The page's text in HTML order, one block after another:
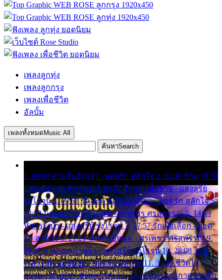
เพลงลูกทุ่ง
เพลงลูกกรุง
เพลงเพื่อชีวิต
อัลบั้ม
เพลงทั้งหมด Music All
ค้นหาSearch
1. 00:00 สามสิบยังแจ๋ว - ยอดรัก สลักใจ 2. 02:49 รักมาห้าปี
- ศรเพชร ศรสุพรรณ 3. 05:57 รักสาวเสื้อลาย - แสงสุรีย์
รุ่งโรจน์ 4. 09:51 รักสะท้านดินสะเทือน - ยอดรัก สลักใจ 5.
12:23 มอเตอร์ไซค์ทำหล่น - ศรเพชร ศรสุพรรณ 6. 14:49
หิ้วกระเป๋า - แสงสุรีย์ รุ่งโรจน์ 7. 17:57 รักเผื่อเลือก - ยอด
รัก สลักใจ 8. 21:21 น้ำตาไอ้หนุ่ม - ศรเพชร ศรสุพรรณ 9.
24:27 สามเณรกำพร้า - แสงสุรีย์ รุ่งโรจน์ 10. 28:08 ไม่มี
เวลาไปหาเมียน้อย - ยอดรัก สลักใจ 11. 31:29 ชีวิตไอ้
ธรรม - ศรเพชร ศรสุพรรณ 12. 35:26 ทหารอากาศขาดรัก